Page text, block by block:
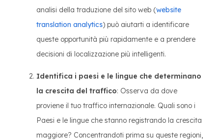
analisi della traduzione del sito web (website
translation analytics) può aiutarti a identificare
queste opportunità più rapidamente e a prendere
decisioni di localizzazione più intelligenti.
Identifica i paesi e le lingue che determinano
la crescita del traffico: Osserva da dove
proviene il tuo traffico internazionale. Quali sono i
Paesi e le lingue che stanno registrando la crescita
maggiore? Concentrandoti prima su queste regioni,